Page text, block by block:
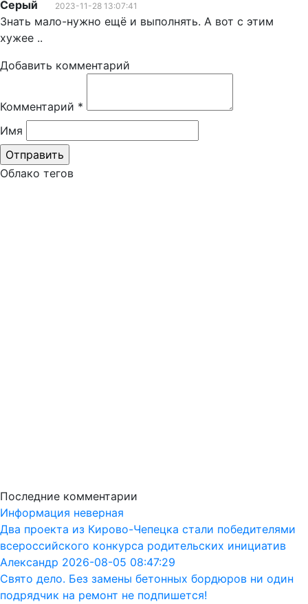
Серый 2023-11-28 13:07:41
Знать мало-нужно ещё и выполнять. А вот с этим
хужее ..
Добавить комментарий
Комментарий *
Имя
Облако тегов
Последние комментарии
Информация неверная
Два проекта из Кирово-Чепецка стали победителями
всероссийского конкурса родительских инициатив
Александр 2026-08-05 08:47:29
Свято дело. Без замены бетонных бордюров ни один
подрядчик на ремонт не подпишется!